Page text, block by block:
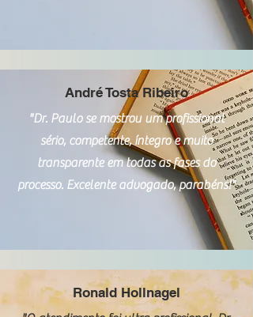
André Tosta Ribeiro
"Dr. Paulo se mostrou um profissional
sério, competente, íntegro e muito
transparente em todas as fases do
processo. Excelente advogado, parabéns!"
Ronald Hollnagel